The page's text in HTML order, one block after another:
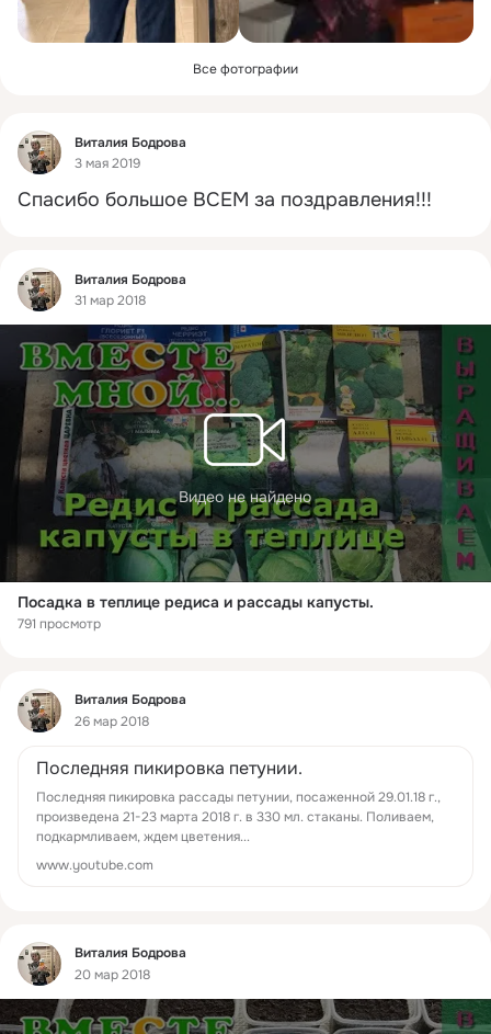
Все фотографии
Фид
Виталия Бодрова
3 мая 2019
Спасибо большое ВСЕМ за поздравления!!!
Фид
Виталия Бодрова
31 мар 2018
Видео не найдено
Посадка в теплице редиса и рассады капусты.
791 просмотр
Фид
Виталия Бодрова
26 мар 2018
Последняя пикировка петунии.
Последняя пикировка рассады петунии, посаженной 29.01.18 г.,
произведена 21-23 марта 2018 г. в 330 мл. стаканы. Поливаем,
подкармливаем, ждем цветения...
www.youtube.com
Фид
Виталия Бодрова
20 мар 2018